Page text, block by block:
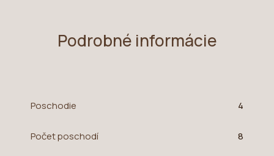
Podrobné informácie
Poschodie 4
Počet poschodí 8